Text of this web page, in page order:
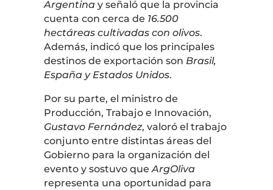
Argentina y señaló que la provincia
cuenta con cerca de 16.500
hectáreas cultivadas con olivos.
Además, indicó que los principales
destinos de exportación son Brasil,
España y Estados Unidos.
Por su parte, el ministro de
Producción, Trabajo e Innovación,
Gustavo Fernández, valoró el trabajo
conjunto entre distintas áreas del
Gobierno para la organización del
evento y sostuvo queArgOliva
representa una oportunidad para